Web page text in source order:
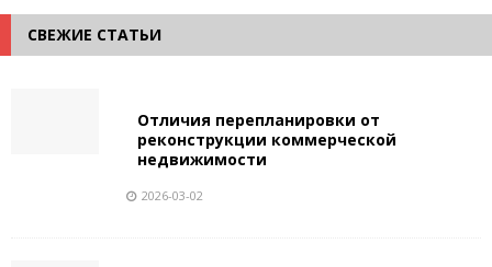
СВЕЖИЕ СТАТЬИ
Отличия перепланировки от
реконструкции коммерческой
недвижимости
2026-03-02